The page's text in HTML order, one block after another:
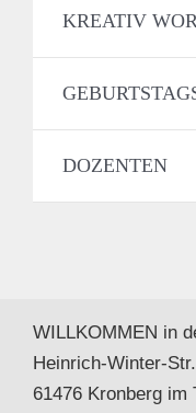
KREATIV
DOZENTEN
WILLKOMMEN in
Heinrich-Winter-
61476 Kronberg im